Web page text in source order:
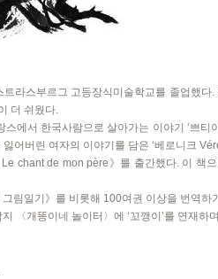
라스부르그 고등장식미술학교를 졸업했다
더 쉬웠다.
에서 한국사람으로 살아가는 이야기 ‘쁘티
어버린 여자의 이야기를 담은 ‘베로니크
chant de mon père》를 출간했다. 이 책
림일기》를 비롯해 100여권 이상을 번역하
〈개똥이네 놀이터〉에 ‘꼬깽이’를 연재하